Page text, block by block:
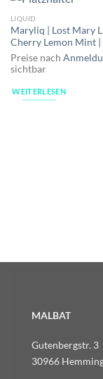
LIQUID
Maryliq | Lost Mary
Cherry Lemon Mint |
Preise nach
sichtbar
WEITERLESEN
MALBAT
Gutenbergstr. 3
30966